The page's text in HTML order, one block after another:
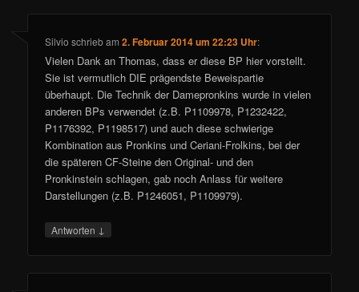
Silvio schriebam2. Februar 2014 um 22:23 Uhr:
Vielen Dank an Thomas, dass er diese BP hier vorstellt.
Sie ist vermutlich DIE prägendste Beweispartie
überhaupt. Die Technik der Damepronkins wurde in vielen
anderen BPs verwendet (z.B. P1109978, P1232422,
P1176392, P1198517) und auch diese schwierige
Kombination aus Pronkins und Ceriani-Frolkins, bei der
die späteren CF-Steine den Original- und den
Pronkinstein schlagen, gab noch Anlass für weitere
Darstellungen (z.B. P1246051, P1109979).
Antworten ↓